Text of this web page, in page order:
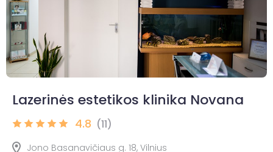
Lazerinės estetikos klinika Novana
4.8 (11)
Jono Basanavičiaus g. 18, Vilnius